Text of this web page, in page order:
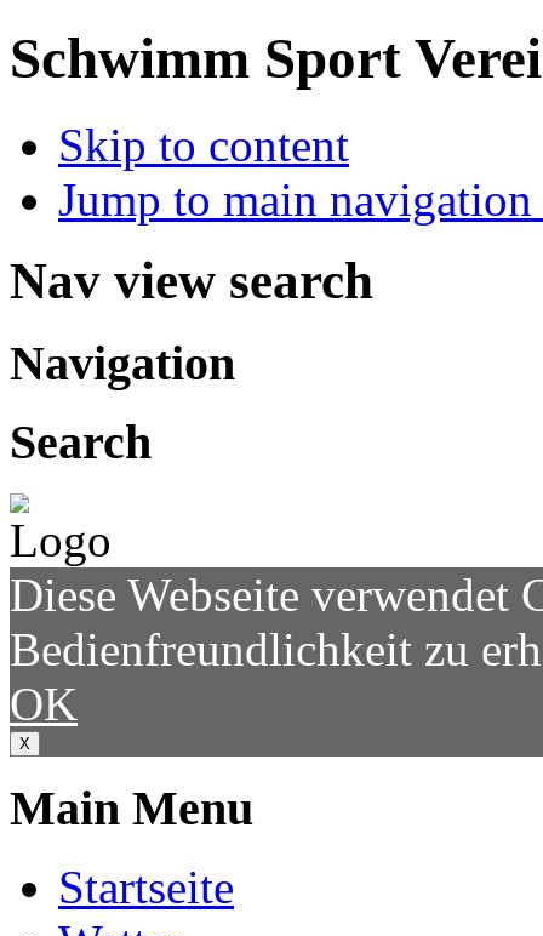
Schwimm Sport
Skip to content
Jump to main
Nav view search
Navigation
Search
Diese Webseite verwendet
Bedienfreundlichkeit zu
OK
X
Main Menu
Startseite